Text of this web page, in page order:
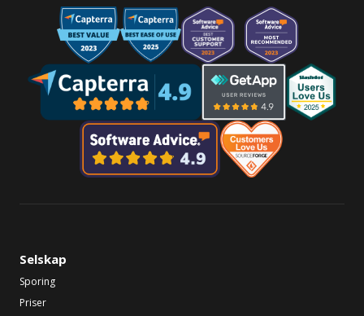
Selskap
Sporing
Priser